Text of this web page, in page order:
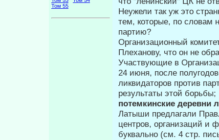
Том 55
Неужели так уж это
тем, кото­рые, по словам
партию?
Организационный
Плехано­ву, что он не
Участвующие в
24 июня, после
ликвидаторов про­тив
результаты этой
потемкинские деревни
Латыши предлагали
центров, организаций и
буквально (см. 4 стр.